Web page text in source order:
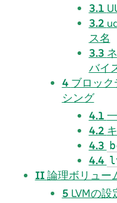
3.1
3.2
ス名
3.3
バイ
4 ブロッ
シング
4.1
4.2
4.3
4.4
II論理ボリュー
5 LVMの設